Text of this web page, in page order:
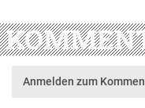
Anmelden zum